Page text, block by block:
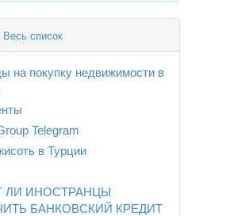
Весь список
на покупку недвижимости в
Telegram
в Турции
ЛИ ИНОСТРАНЦЫ
БАНКОВСКИЙ КРЕДИТ